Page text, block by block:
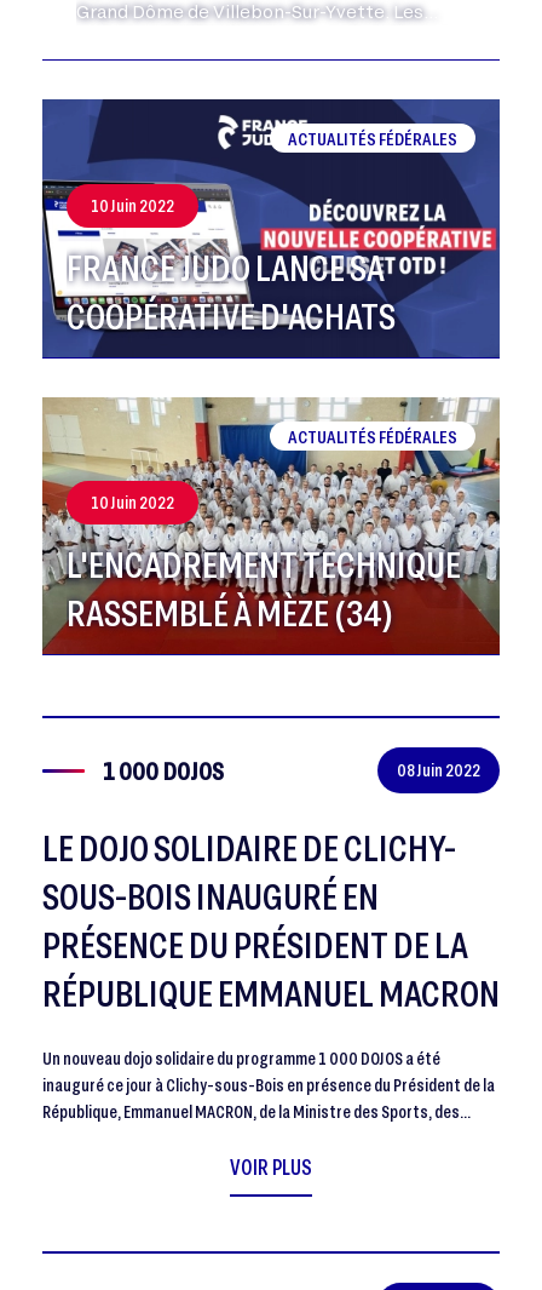
Grand Dôme de Villebon-Sur-Yvette. Les
les cadets de l'AM Saint-Gratien sont…
ACTUALITÉS FÉDÉRALES
10 Juin 2022
FRANCE JUDO LANCE SA
COOPÉRATIVE D'ACHATS
ACTUALITÉS FÉDÉRALES
10 Juin 2022
L'ENCADREMENT TECHNIQUE
RASSEMBLÉ À MÈZE (34)
1 000 DOJOS 08 Juin 2022
LE DOJO SOLIDAIRE DE CLICHY-
SOUS-BOIS INAUGURÉ EN
PRÉSENCE DU PRÉSIDENT DE LA
RÉPUBLIQUE EMMANUEL MACRON
Un nouveau dojo solidaire du programme 1 000 DOJOS a été
inauguré ce jour à Clichy-sous-Bois en présence du Président de la
République, Emmanuel MACRON, de la Ministre des Sports, des…
VOIR PLUS